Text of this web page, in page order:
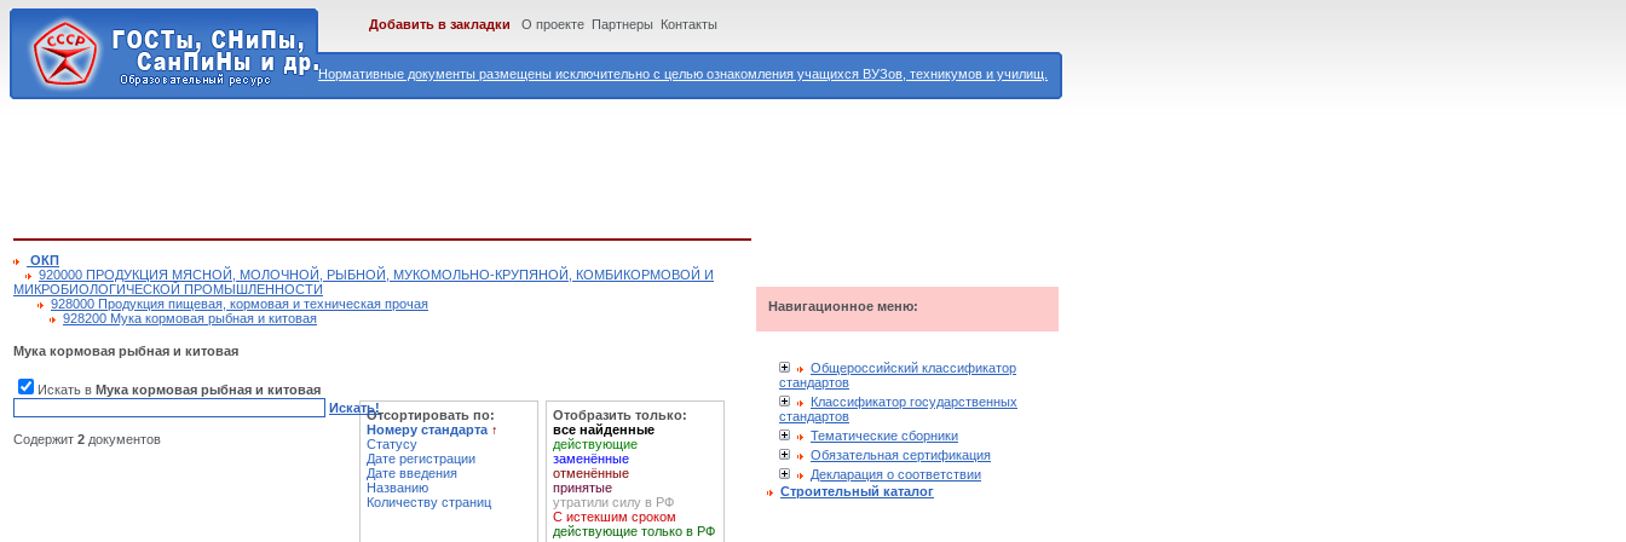
Нормативные документы размещены исключительно с целью ознакомления учащихся ВУЗов, техникумов и училищ.
Добавить в закладки О проекте Партнеры Контакты
ОКП
920000 ПРОДУКЦИЯ МЯСНОЙ, МОЛОЧНОЙ, РЫБНОЙ, МУКОМОЛЬНО-КРУПЯНОЙ, КОМБИКОРМОВОЙ И
МИКРОБИОЛОГИЧЕСКОЙ ПРОМЫШЛЕННОСТИ
928000 Продукция пищевая, кормовая и техническая прочая
928200 Мука кормовая рыбная и китовая
Мука кормовая рыбная и китовая
Искать в Мука кормовая рыбная и китовая
Искать!
Содержит 2 документов
Отсортировать по:
Номеру стандарта ↑
Статусу
Дате регистрации
Дате введения
Названию
Количеству страниц
Отобразить только:
все найденные
действующие
заменённые
отменённые
принятые
утратили силу в РФ
С истекшим сроком
действующие только в РФ
Навигационное меню:
Общероссийский классификатор
стандартов
Классификатор государственных
стандартов
Тематические сборники
Обязательная сертификация
Декларация о соответствии
Строительный каталог